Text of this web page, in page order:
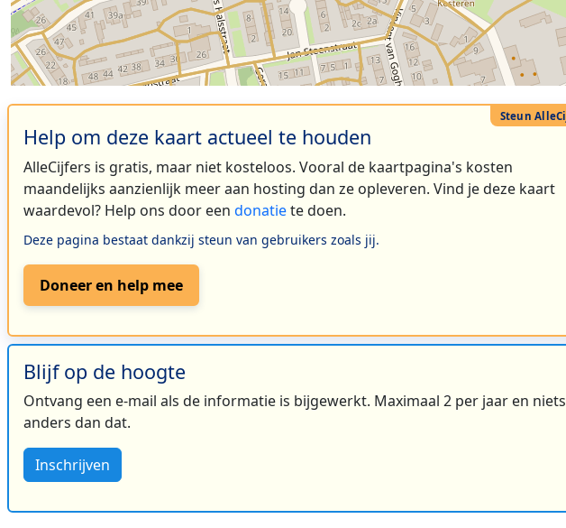
Help om deze kaart actueel te houden
AlleCijfers is gratis, maar niet kosteloos. Vooral de kaartpagina's kosten
maandelijks aanzienlijk meer aan hosting dan ze opleveren. Vind je deze kaart
waardevol? Help ons door een donatiete doen.
Deze pagina bestaat dankzij steun van gebruikers zoals jij.
Doneer en help mee
Blijf op de hoogte
Ontvang een e-mail als de informatie is bijgewerkt. Maximaal 2 per jaar en niets
anders dan dat.
Inschrijven